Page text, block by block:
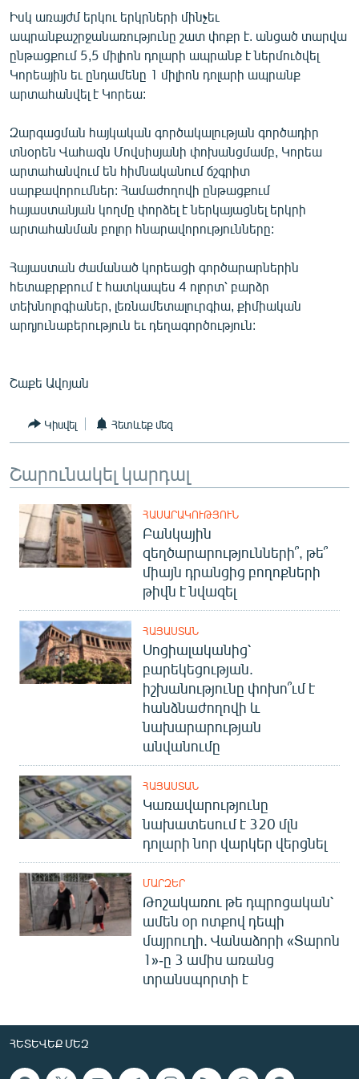
Իսկ առայժմ երկու երկրների մինչեւ
ապրանքաշրջանառությունը շատ փոքր է. անցած տարվա
ընթացքում 5,5 միլիոն դոլարի ապրանք է ներմուծվել
Կորեային եւ ընդամենը 1 միլիոն դոլարի ապրանք
արտահանվել է Կորեա:
Զարգացման հայկական գործակալության գործադիր
տնօրեն Վահագն Մովսիսյանի փոխանցմամբ, Կորեա
արտահանվում են հիմնականում ճշգրիտ
սարքավորումներ: Համաժողովի ընթացքում
հայաստանյան կողմը փորձել է ներկայացնել երկրի
արտահանման բոլոր հնարավորությունները:
Հայաստան ժամանած կորեացի գործարարներին
հետաքրքրում է հատկապես 4 ոլորտ՝ բարձր
տեխնոլոգիաներ, լեռնամետալուրգիա, քիմիական
արդյունաբերություն եւ դեղագործություն:
Շաքե Ավոյան
Կիսվել Հետևեք մեզ
Շարունակել կարդալ
ՀԱՍԱՐԱԿՈՒԹՅՈՒՆ
Բանկային
զեղծարարությունների՞, թե՞
միայն դրանցից բողոքների
թիվն է նվազել
ՀԱՅԱՍՏԱՆ
Սոցիալականից՝
բարեկեցության.
իշխանությունը փոխո՞ւմ է
հանձնաժողովի և
նախարարության
անվանումը
ՀԱՅԱՍՏԱՆ
Կառավարությունը
նախատեսում է 320 մլն
դոլարի նոր վարկեր վերցնել
ՄԱՐԶԵՐ
Թոշակառու թե դպրոցական՝
ամեն օր ոտքով դեպի
մայրուղի. Վանաձորի «Տարոն
1»-ը 3 ամիս առանց
տրանսպորտի է
ՀԵՏԵՎԵՔ ՄԵԶ